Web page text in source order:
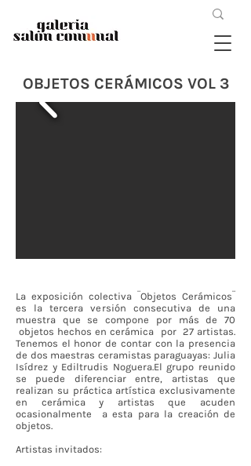
OBJETOS CERÁMICOS VOL 3
La exposición colectiva ¨Objetos Cerámicos¨
es la tercera versión consecutiva de una
muestra que se compone por más de 70
objetos hechos en cerámica por 27 artistas.
Tenemos el honor de contar con la presencia
de dos maestras ceramistas paraguayas: Julia
Isídrez y Ediltrudis Noguera.El grupo reunido
se puede diferenciar entre, artistas que
realizan su práctica artística exclusivamente
en cerámica y artistas que acuden
ocasionalmente a esta para la creación de
objetos.
Artistas invitados: